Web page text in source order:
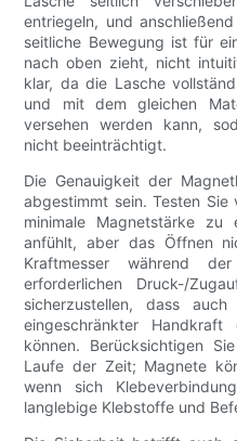
entriegeln, und
seitliche Bewegung ist für
nach oben zieht, nicht
klar, da die Lasche
und mit dem gleichen
versehen werden kann,
nicht beeinträchtigt.
Die Genauigkeit der
abgestimmt sein. Testen Sie
minimale Magnetstärke zu
anfühlt, aber das Öffnen
Kraftmesser während
erforderlichen Druck-/
sicherzustellen, dass
eingeschränkter
können. Berücksichtigen
Laufe der Zeit; Magnete
wenn sich
langlebige Klebstoffe und